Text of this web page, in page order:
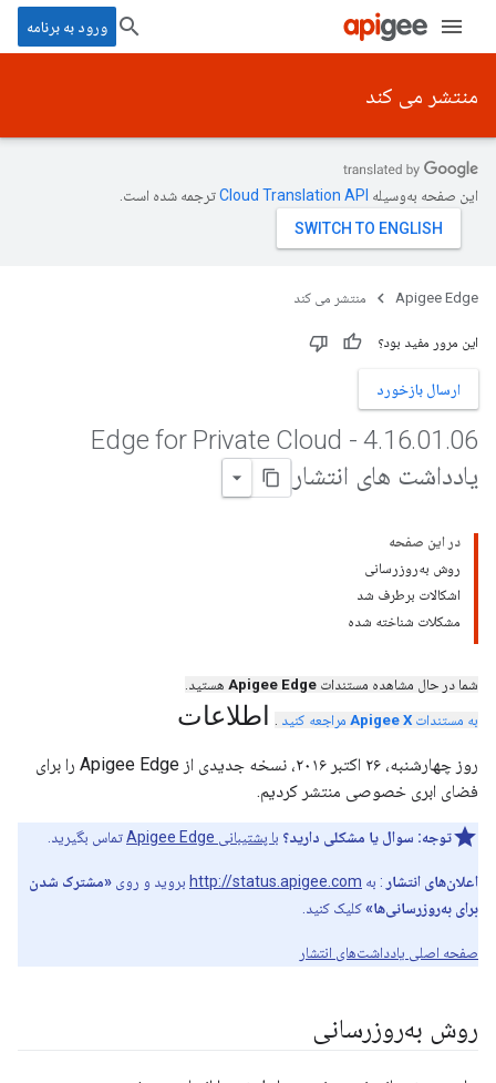
ورود به برنامه
منتشر می کند
این صفحه به‌وسیله ترجمه شده است.
Apigee Edge منتشر می کند
این مرور مفید بود؟
ارسال بازخورد
4.16.01 .
06 - Edge for Private Cloud
یادداشت های انتشار
در این صفحه
روش به‌روزرسانی
اشکالات برطرف شد
مشکلات شناخته شده
شما در حال مشاهده مستندات Apigee Edge هستید.
به مستندات Apigee X مراجعه کنید . اطلاعات
روز چهارشنبه، ۲۶ اکتبر ۲۰۱۶، نسخه جدیدی از Apigee Edge را برای
فضای ابری خصوصی منتشر کردیم.
توجه: سوال یا مشکلی دارید؟ با پشتیبانی Apigee Edge تماس بگیرید.
اعلان‌های انتشار : به http://status.apigee.com بروید و روی «مشترک شدن
برای به‌روزرسانی‌ها»کلیک کنید.
صفحه اصلی یادداشت‌های انتشار
روش به‌روزرسانی